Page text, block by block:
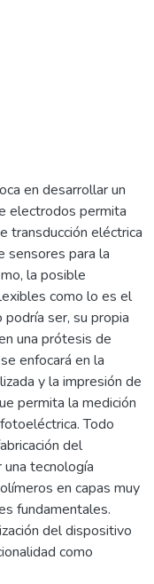
en desarrollar un
electrodos permita
transducción eléctrica
sensores para la
la posible
como lo es el
ser, su propia
una prótesis de
enfocará en la
y la impresión de
permita la medición
Todo
del
tecnología
en capas muy
fundamentales.
del dispositivo
como